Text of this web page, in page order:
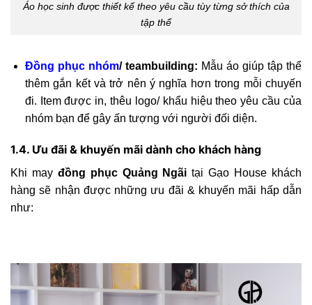
Áo học sinh được thiết kế theo yêu cầu tùy từng sở thích của
tập thể
Đồng phục nhóm/ teambuilding: Mẫu áo giúp tập thể
thêm gắn kết và trở nên ý nghĩa hơn trong mỗi chuyến
đi. Item được in, thêu logo/ khẩu hiệu theo yêu cầu của
nhóm bạn để gây ấn tượng với người đối diện.
1.4. Ưu đãi & khuyến mãi dành cho khách hàng
Khi may đồng phục Quảng Ngãitại Gạo House khách
hàng sẽ nhận được những ưu đãi & khuyến mãi hấp dẫn
như: